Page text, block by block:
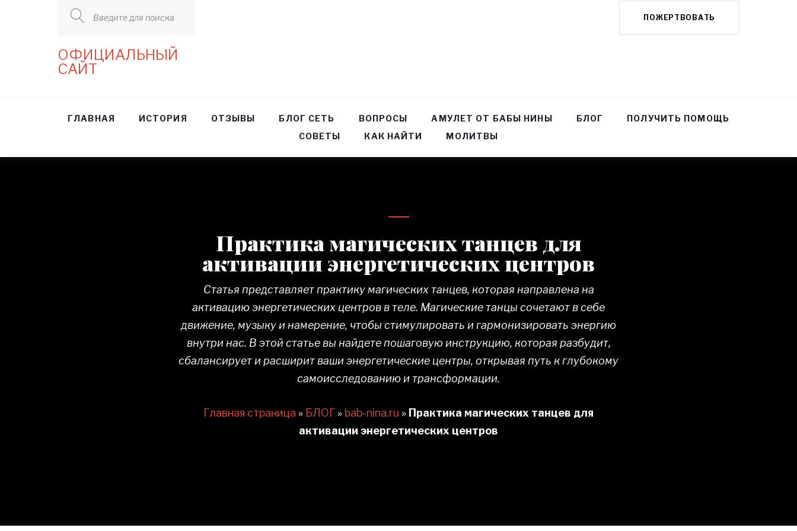
Введите для поиска ПОЖЕРТВОВАТЬ
ОФИЦИАЛЬНЫЙ
САЙТ
ГЛАВНАЯ ИСТОРИЯ ОТЗЫВЫ БЛОГ СЕТЬ ВОПРОСЫ АМУЛЕТ ОТ БАБЫ НИНЫ БЛОГ
ПОЛУЧИТЬ ПОМОЩЬ
СОВЕТЫ
КАК НАЙТИ МОЛИТВЫ
Практика магических танцев для
активации энергетических центров
Статья представляет практику магических танцев, которая направлена на
активацию энергетических центров в теле. Магические танцы сочетают в себе
движение, музыку и намерение, чтобы стимулировать и гармонизировать энергию
внутри нас. В этой статье вы найдете пошаговую инструкцию, которая разбудит,
сбалансирует и расширит ваши энергетические центры, открывая путь к глубокому
самоисследованию и трансформации.
Главная страница » БЛОГ » bab-nina.ru » Практика магических танцев для
активации энергетических центров